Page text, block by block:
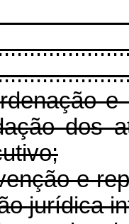
e
dos
e
jurídica